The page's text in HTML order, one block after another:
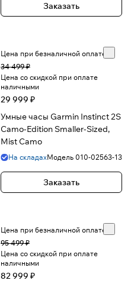
Заказать
Цена при безналичной оплате
34 499 ₽
Цена со скидкой при оплате
наличными
29 999 ₽
Умные часы Garmin Instinct 2S
Camo-Edition Smaller-Sized,
Mist Camo
На складахМодель 010-02563-13
Заказать
Цена при безналичной оплате
95 499 ₽
Цена со скидкой при оплате
наличными
82 999 ₽